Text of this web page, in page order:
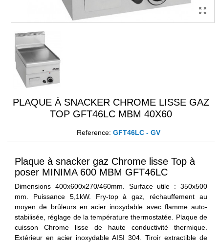
PLAQUE À SNACKER CHROME LISSE GAZ
TOP GFT46LC MBM 40X60
Reference: GFT46LC - GV
Plaque à snacker gaz Chrome lisse Top à
poser MINIMA 600 MBM GFT46LC
Dimensions 400x600x270/460mm. Surface utile : 350x500
mm. Puissance 5,1kW. Fry-top à gaz, réchauffement au
moyen de brûleurs en acier inoxydable avec flamme auto-
stabilisée, réglage de la température thermostatée. Plaque de
cuisson Chrome lisse de haute conductivité thermique.
Extérieur en acier inoxydable AISI 304. Tiroir extractible de